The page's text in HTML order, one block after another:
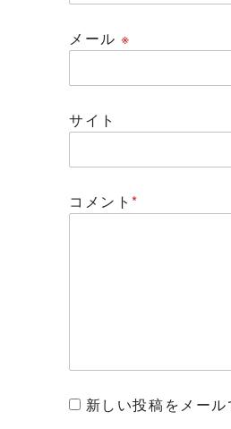
メール※
サイト
コメント*
新しい投稿をメール